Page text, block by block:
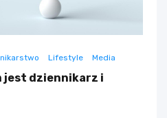
Lifestyle Media
jest dziennikarz i